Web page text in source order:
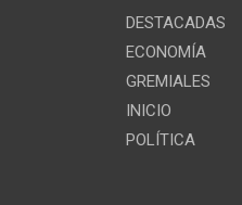
DESTACADAS
ECONOMÍA
GREMIALES
INICIO
POLÍTICA